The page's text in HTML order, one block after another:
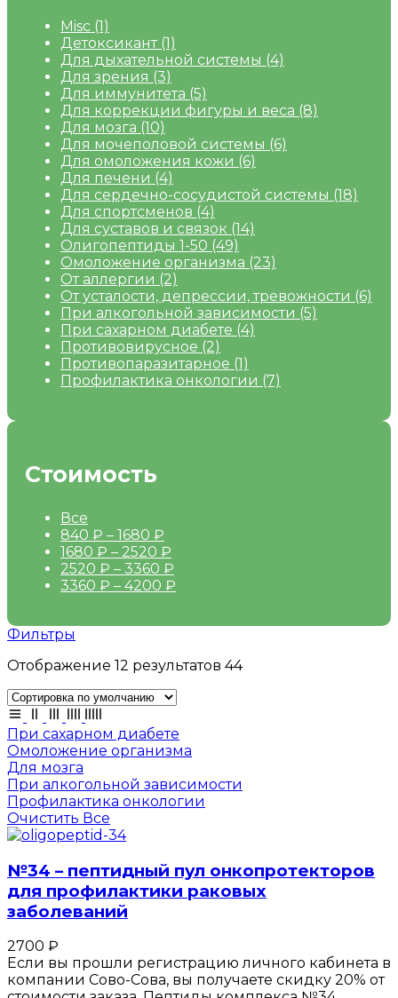
Misc (1)
Детоксикант (1)
Для дыхательной системы (4)
Для зрения (3)
Для иммунитета (5)
Для коррекции фигуры и веса (8)
Для мозга (10)
Для мочеполовой системы (6)
Для омоложения кожи (6)
Для печени (4)
Для сердечно-сосудистой системы (18)
Для спортсменов (4)
Для суставов и связок (14)
Олигопептиды 1-50 (49)
Омоложение организма (23)
От аллергии (2)
От усталости, депрессии, тревожности (6)
При алкогольной зависимости (5)
При сахарном диабете (4)
Противовирусное (2)
Противопаразитарное (1)
Профилактика онкологии (7)
Стоимость
Все
840 ₽ – 1680 ₽
1680 ₽ – 2520 ₽
2520 ₽ – 3360 ₽
3360 ₽ – 4200 ₽
Фильтры
Отображение 12 результатов 44
При сахарном диабете
Омоложение организма
Для мозга
При алкогольной зависимости
Профилактика онкологии
Очистить Все
№34 – пептидный пул онкопротекторов
для профилактики раковых
заболеваний
2700 ₽
Если вы прошли регистрацию личного кабинета в
компании Сово-Сова, вы получаете скидку 20% от